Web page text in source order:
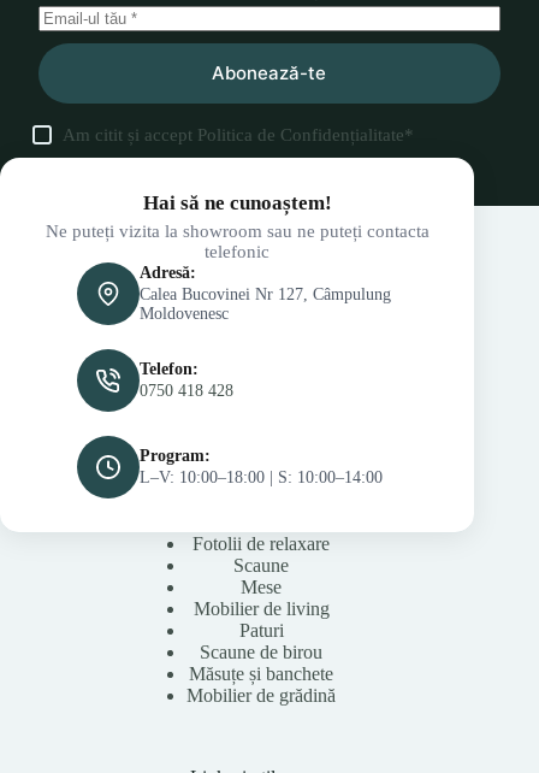
Abonează-te
Am citit și accept Politica de Confidențialitate*
Hai să ne cunoaștem!
Ne puteți vizita la showroom sau ne puteți contacta
telefonic
Adresă:
Calea Bucovinei Nr 127, Câmpulung
Moldovenesc
Telefon:
0750 418 428
Program:
L–V: 10:00–18:00 | S: 10:00–14:00
Fotolii de relaxare
Scaune
Mese
Mobilier de living
Paturi
Scaune de birou
Măsuțe și banchete
Mobilier de grădină